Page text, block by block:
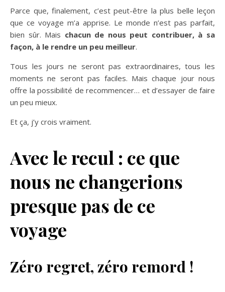
Parce que, finalement, c’est peut-être la plus belle leçon
que ce voyage m’a apprise. Le monde n’est pas parfait,
bien sûr. Mais chacun de nous peut contribuer, à sa
façon, à le rendre un peu meilleur.
Tous les jours ne seront pas extraordinaires, tous les
moments ne seront pas faciles. Mais chaque jour nous
offre la possibilité de recommencer… et d’essayer de faire
un peu mieux.
Et ça, j’y crois vraiment.
Avec le recul : ce que
nous ne changerions
presque pas de ce
voyage
Zéro regret, zéro remord !